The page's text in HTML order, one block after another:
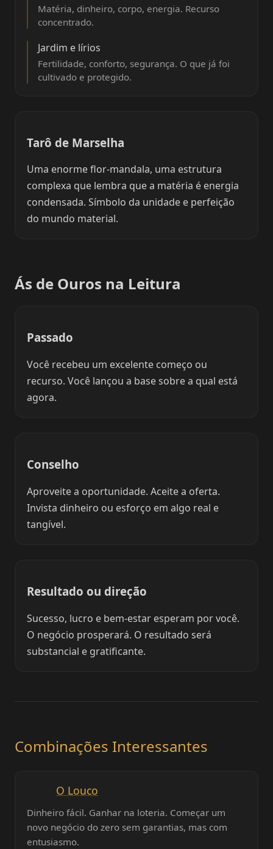
Matéria, dinheiro, corpo, energia. Recurso
concentrado.
Jardim e lírios
Fertilidade, conforto, segurança. O que já foi
cultivado e protegido.
Tarô de Marselha
Uma enorme flor-mandala, uma estrutura
complexa que lembra que a matéria é energia
condensada. Símbolo da unidade e perfeição
do mundo material.
Ás de Ouros na Leitura
Passado
Você recebeu um excelente começo ou
recurso. Você lançou a base sobre a qual está
agora.
Conselho
Aproveite a oportunidade. Aceite a oferta.
Invista dinheiro ou esforço em algo real e
tangível.
Resultado ou direção
Sucesso, lucro e bem-estar esperam por você.
O negócio prosperará. O resultado será
substancial e gratificante.
Combinações Interessantes
O Louco
Dinheiro fácil. Ganhar na loteria. Começar um
novo negócio do zero sem garantias, mas com
entusiasmo.